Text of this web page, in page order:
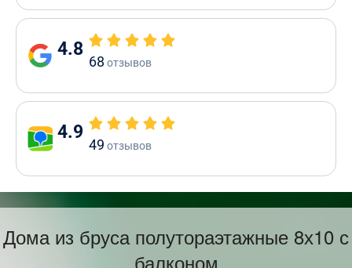
4.8
68 отзывов
4.9
49 отзывов
Дома из бруса полутораэтажные 8х10 с
балконом